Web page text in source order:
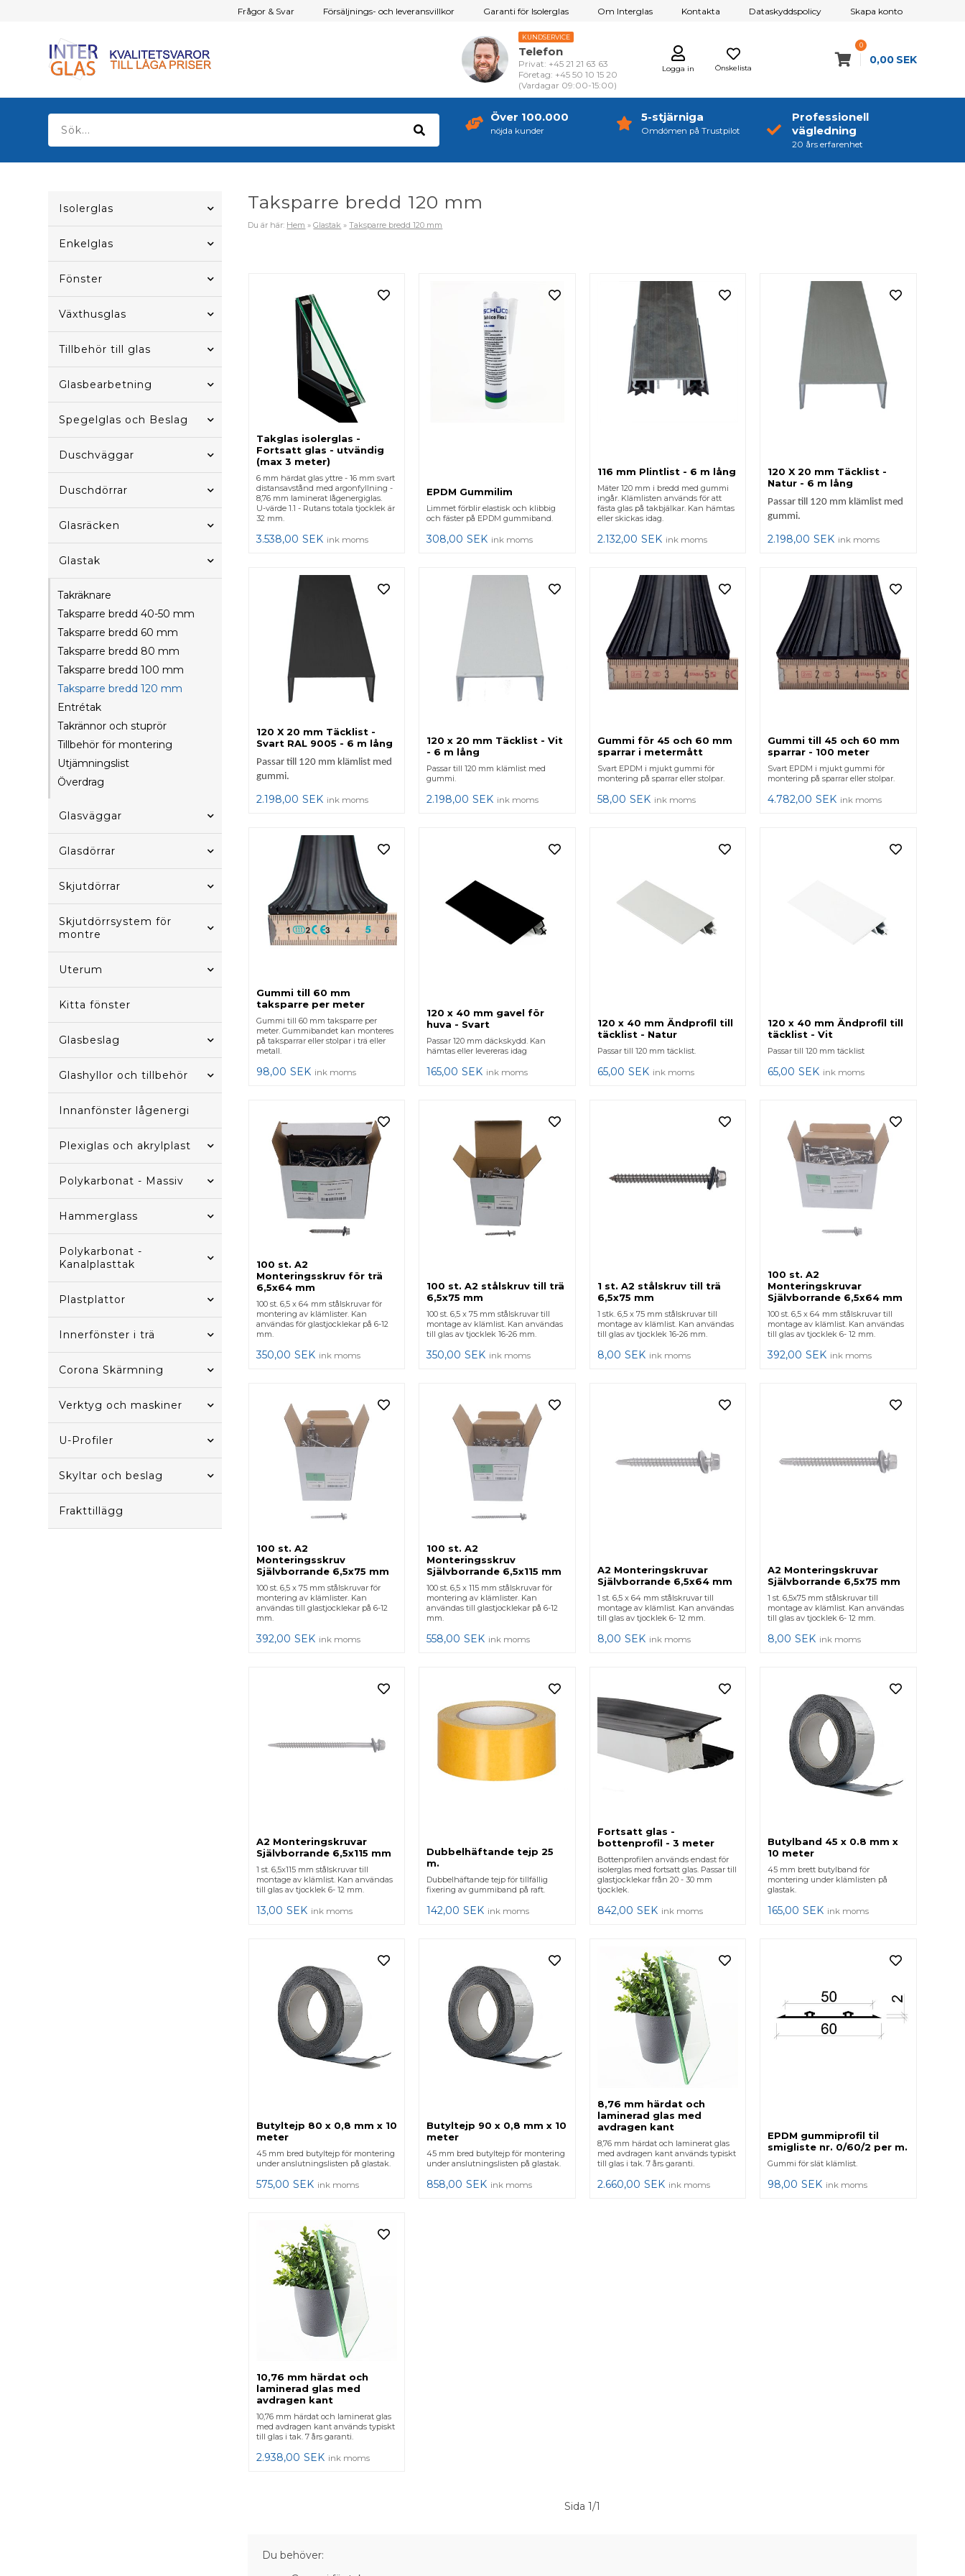
Frågor & Svar Försäljnings- och leveransvillkor Garanti för Isolerglas Om Interglas Kontakta Dataskyddspolicy Skapa konto
Önskelista
Logga in
KUNDSERVICE
Telefon
Privat: +45 21 21 63 63
Företag: +45 50 10 15 20
(Vardagar 09:00-15:00)
0
0,00 SEK
Över 100.000
nöjda kunder
5-stjärniga
Omdömen på Trustpilot
Professionell
vägledning
20 års erfarenhet
Isolerglas
Enkelglas
Fönster
Växthusglas
Tillbehör till glas
Glasbearbetning
Spegelglas och Beslag
Duschväggar
Duschdörrar
Glasräcken
Glastak
Takräknare
Taksparre bredd 40-50 mm
Taksparre bredd 60 mm
Taksparre bredd 80 mm
Taksparre bredd 100 mm
Taksparre bredd 120 mm
Entrétak
Takrännor och stuprör
Tillbehör för montering
Utjämningslist
Överdrag
Glasväggar
Glasdörrar
Skjutdörrar
Skjutdörrsystem för
montre
Uterum
Kitta fönster
Glasbeslag
Glashyllor och tillbehör
Innanfönster lågenergi
Plexiglas och akrylplast
Polykarbonat - Massiv
Hammerglass
Polykarbonat -
Kanalplasttak
Plastplattor
Innerfönster i trä
Corona Skärmning
Verktyg och maskiner
U-Profiler
Skyltar och beslag
Frakttillägg
Taksparre bredd 120 mm
Du är här: Hem »Glastak »Taksparre bredd 120 mm
Takglas isolerglas -
Fortsatt glas - utvändig
(max 3 meter)
6 mm härdat glas yttre - 16 mm svart
distansavstånd med argonfyllning -
8,76 mm laminerat lågenergiglas.
U-värde 1.1 - Rutans totala tjocklek är
32 mm.
3.538,00 SEK ink moms
EPDM Gummilim
Limmet förblir elastisk och klibbig
och fäster på EPDM gummiband.
308,00 SEK ink moms
116 mm Plintlist - 6 m lång
Mäter 120 mm i bredd med gummi
ingår. Klämlisten används för att
fästa glas på takbjälkar. Kan hämtas
eller skickas idag.
2.132,00 SEK ink moms
120 X 20 mm Täcklist -
Natur - 6 m lång
Passar till 120 mm klämlist med
gummi.
2.198,00 SEK ink moms
120 X 20 mm Täcklist -
Svart RAL 9005 - 6 m lång
Passar till 120 mm klämlist med
gummi.
2.198,00 SEK ink moms
120 x 20 mm Täcklist - Vit
- 6 m lång
Passar till 120 mm klämlist med
gummi.
2.198,00 SEK ink moms
Gummi för 45 och 60 mm
sparrar i metermått
Svart EPDM i mjukt gummi för
montering på sparrar eller stolpar.
58,00 SEK ink moms
Gummi till 45 och 60 mm
sparrar - 100 meter
Svart EPDM i mjukt gummi för
montering på sparrar eller stolpar.
4.782,00 SEK ink moms
Gummi till 60 mm
taksparre per meter
Gummi till 60 mm taksparre per
meter. Gummibandet kan monteres
på taksparrar eller stolpar i trä eller
metall.
98,00 SEK ink moms
120 x 40 mm gavel för
huva - Svart
Passar 120 mm däckskydd. Kan
hämtas eller levereras idag
165,00 SEK ink moms
120 x 40 mm Ändprofil till
täcklist - Natur
Passar till 120 mm täcklist.
65,00 SEK ink moms
120 x 40 mm Ändprofil till
täcklist - Vit
Passar till 120 mm täcklist
65,00 SEK ink moms
100 st. A2
Monteringsskruv för trä
6,5x64 mm
100 st. 6,5 x 64 mm stålskruvar för
montering av klämlister. Kan
användas för glastjocklekar på 6-12
mm.
350,00 SEK ink moms
100 st. A2 stålskruv till trä
6,5x75 mm
100 st. 6,5 x 75 mm stålskruvar till
montage av klämlist. Kan användas
till glas av tjocklek 16-26 mm.
350,00 SEK ink moms
1 st. A2 stålskruv till trä
6,5x75 mm
1 stk. 6,5 x 75 mm stålskruvar till
montage av klämlist. Kan användas
till glas av tjocklek 16-26 mm.
8,00 SEK ink moms
100 st. A2
Monteringskruvar
Självborrande 6,5x64 mm
100 st. 6,5 x 64 mm stålskruvar till
montage av klämlist. Kan användas
till glas av tjocklek 6- 12 mm.
392,00 SEK ink moms
100 st. A2
Monteringsskruv
Självborrande 6,5x75 mm
100 st. 6,5 x 75 mm stålskruvar för
montering av klämlister. Kan
användas till glastjocklekar på 6-12
mm.
392,00 SEK ink moms
100 st. A2
Monteringsskruv
Självborrande 6,5x115 mm
100 st. 6,5 x 115 mm stålskruvar för
montering av klämlister. Kan
användas till glastjocklekar på 6-12
mm.
558,00 SEK ink moms
A2 Monteringskruvar
Självborrande 6,5x64 mm
1 st. 6,5 x 64 mm stålskruvar till
montage av klämlist. Kan användas
till glas av tjocklek 6- 12 mm.
8,00 SEK ink moms
A2 Monteringskruvar
Självborrande 6,5x75 mm
1 st. 6,5x75 mm stålskruvar till
montage av klämlist. Kan användas
till glas av tjocklek 6- 12 mm.
8,00 SEK ink moms
A2 Monteringskruvar
Självborrande 6,5x115 mm
1 st. 6,5x115 mm stålskruvar till
montage av klämlist. Kan användas
till glas av tjocklek 6- 12 mm.
13,00 SEK ink moms
Dubbelhäftande tejp 25
m.
Dubbelhäftande tejp för tillfällig
fixering av gummiband på raft.
142,00 SEK ink moms
Fortsatt glas -
bottenprofil - 3 meter
Bottenprofilen används endast för
isolerglas med fortsatt glas. Passar till
glastjocklekar från 20 - 30 mm
tjocklek.
842,00 SEK ink moms
Butylband 45 x 0.8 mm x
10 meter
45 mm brett butylband för
montering under klämlisten på
glastak.
165,00 SEK ink moms
Butyltejp 80 x 0,8 mm x 10
meter
45 mm bred butyltejp för montering
under anslutningslisten på glastak.
575,00 SEK ink moms
Butyltejp 90 x 0,8 mm x 10
meter
45 mm bred butyltejp för montering
under anslutningslisten på glastak.
858,00 SEK ink moms
8,76 mm härdat och
laminerad glas med
avdragen kant
8,76 mm härdat och laminerat glas
med avdragen kant används typiskt
till glas i tak. 7 års garanti.
2.660,00 SEK ink moms
EPDM gummiprofil til
smigliste nr. 0/60/2 per m.
Gummi för slät klämlist.
98,00 SEK ink moms
10,76 mm härdat och
laminerad glas med
avdragen kant
10,76 mm härdat och laminerat glas
med avdragen kant används typiskt
till glas i tak. 7 års garanti.
2.938,00 SEK ink moms
Sida 1/1
Du behöver: